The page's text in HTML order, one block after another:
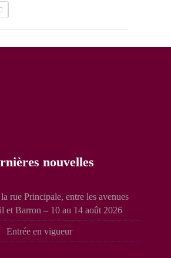
nouvelles
rue Principale, entre les avenues
et Barron – 10 au 14 août 2026
Entrée en vigueur